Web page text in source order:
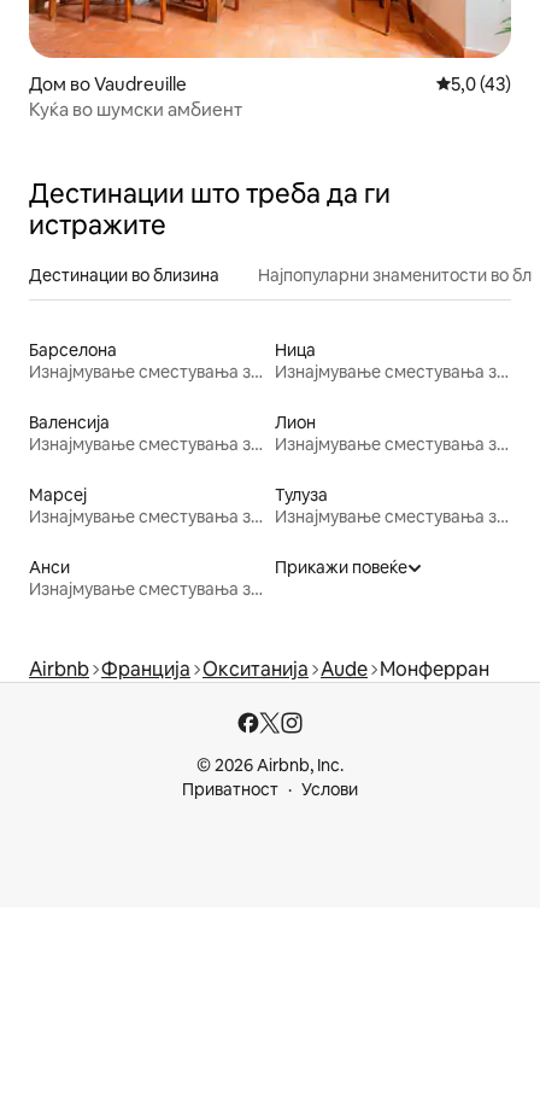
Дом во Vaudreuille Просечна
5,0 (43)
Куќа во шумски амбиент
Дестинации што треба да ги
истражите
Дестинации во близина Најпопуларни знаменитости во
Барселона
Изнајмување сместувања за одмор
Ница
Изнајмување сместувања за одмор
Валенсија
Изнајмување сместувања за одмор
Лион
Изнајмување сместувања за одмор
Марсеј
Изнајмување сместувања за одмор
Тулуза
Изнајмување сместувања за одмор
Анси
Изнајмување сместувања за одмор
Прикажи повеќе
Airbnb Франција Окситанија Aude Монферран
© 2026 Airbnb, Inc.
Приватност
Услови